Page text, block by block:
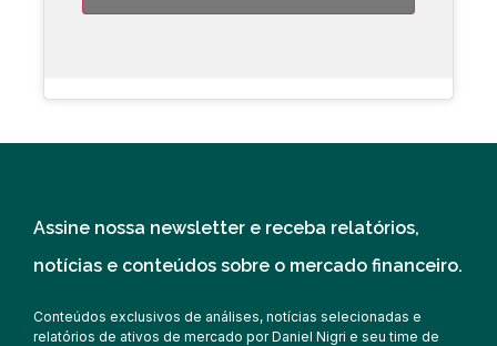
Assine nossa newsletter e receba relatórios,
notícias e conteúdos sobre o mercado financeiro.
Conteúdos exclusivos de análises, notícias selecionadas e
relatórios de ativos de mercado por Daniel Nigri e seu time de